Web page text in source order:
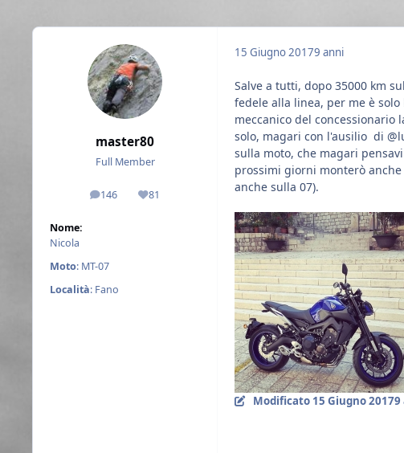
master80
Full Member
146
messaggi81
Reputazione
Nome:
Nicola
Moto: MT-07
Località: Fano
15 Giugno 20179 anni
Salve a tutti, dopo 35000 km
fedele alla linea, per me è
meccanico del
solo, magari con l'ausilio di
sulla moto, che magari
prossimi giorni monterò
anche sulla 07).
Modificato 15 Giugno 20179